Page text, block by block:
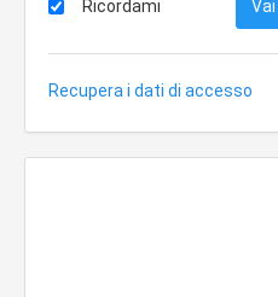
Ricordami
Recupera i dati di accesso